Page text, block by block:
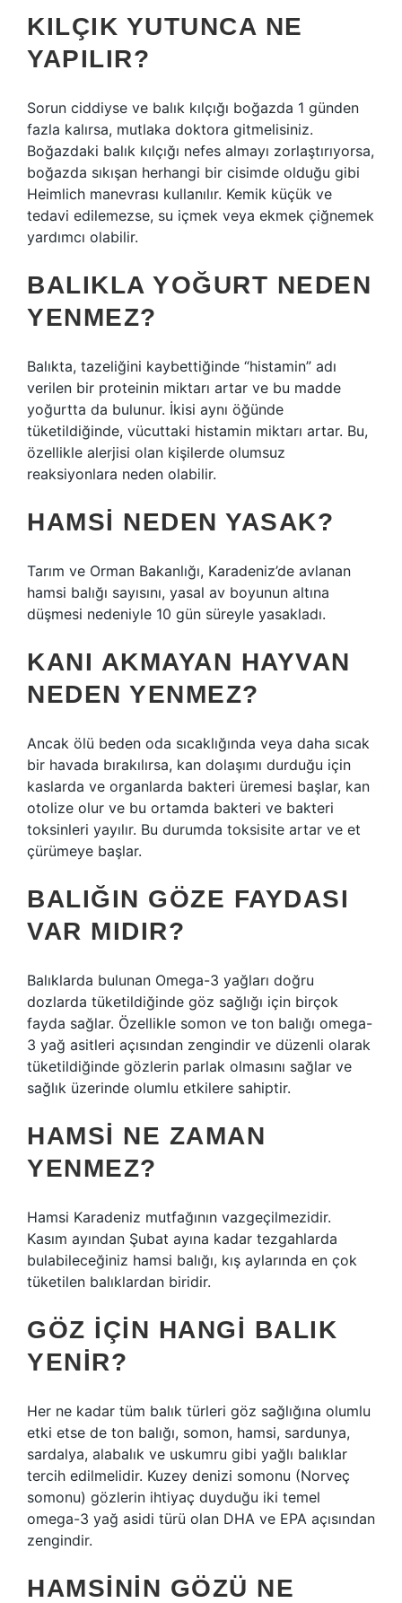
KILÇIK YUTUNCA NE
YAPILIR?
Sorun ciddiyse ve balık kılçığı boğazda 1 günden
fazla kalırsa, mutlaka doktora gitmelisiniz.
Boğazdaki balık kılçığı nefes almayı zorlaştırıyorsa,
boğazda sıkışan herhangi bir cisimde olduğu gibi
Heimlich manevrası kullanılır. Kemik küçük ve
tedavi edilemezse, su içmek veya ekmek çiğnemek
yardımcı olabilir.
BALIKLA YOĞURT NEDEN
YENMEZ?
Balıkta, tazeliğini kaybettiğinde “histamin” adı
verilen bir proteinin miktarı artar ve bu madde
yoğurtta da bulunur. İkisi aynı öğünde
tüketildiğinde, vücuttaki histamin miktarı artar. Bu,
özellikle alerjisi olan kişilerde olumsuz
reaksiyonlara neden olabilir.
HAMSI NEDEN YASAK?
Tarım ve Orman Bakanlığı, Karadeniz’de avlanan
hamsi balığı sayısını, yasal av boyunun altına
düşmesi nedeniyle 10 gün süreyle yasakladı.
KANI AKMAYAN HAYVAN
NEDEN YENMEZ?
Ancak ölü beden oda sıcaklığında veya daha sıcak
bir havada bırakılırsa, kan dolaşımı durduğu için
kaslarda ve organlarda bakteri üremesi başlar, kan
otolize olur ve bu ortamda bakteri ve bakteri
toksinleri yayılır. Bu durumda toksisite artar ve et
çürümeye başlar.
BALIĞIN GÖZE FAYDASI
VAR MIDIR?
Balıklarda bulunan Omega-3 yağları doğru
dozlarda tüketildiğinde göz sağlığı için birçok
fayda sağlar. Özellikle somon ve ton balığı omega-
3 yağ asitleri açısından zengindir ve düzenli olarak
tüketildiğinde gözlerin parlak olmasını sağlar ve
sağlık üzerinde olumlu etkilere sahiptir.
HAMSI NE ZAMAN
YENMEZ?
Hamsi Karadeniz mutfağının vazgeçilmezidir.
Kasım ayından Şubat ayına kadar tezgahlarda
bulabileceğiniz hamsi balığı, kış aylarında en çok
tüketilen balıklardan biridir.
GÖZ IÇIN HANGI BALIK
YENIR?
Her ne kadar tüm balık türleri göz sağlığına olumlu
etki etse de ton balığı, somon, hamsi, sardunya,
sardalya, alabalık ve uskumru gibi yağlı balıklar
tercih edilmelidir. Kuzey denizi somonu (Norveç
somonu) gözlerin ihtiyaç duyduğu iki temel
omega-3 yağ asidi türü olan DHA ve EPA açısından
zengindir.
HAMSININ GÖZÜ NE